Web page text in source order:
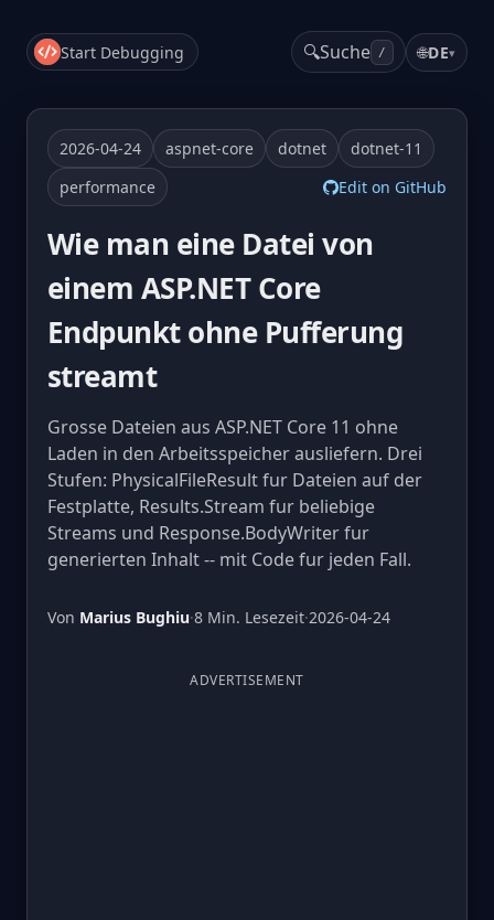
Start Debugging 🔍Suche / 🌐DE▾
2026-04-24 aspnet-core dotnet
dotnet-11
performance
Edit on GitHub
Wie man eine Datei von
einem ASP.NET Core
Endpunkt ohne Pufferung
streamt
Grosse Dateien aus ASP.NET Core 11 ohne
Laden in den Arbeitsspeicher ausliefern. Drei
Stufen: PhysicalFileResult fur Dateien auf der
Festplatte, Results.Stream fur beliebige
Streams und Response.BodyWriter fur
generierten Inhalt -- mit Code fur jeden Fall.
Von Marius Bughiu·8 Min. Lesezeit·2026-04-24
ADVERTISEMENT